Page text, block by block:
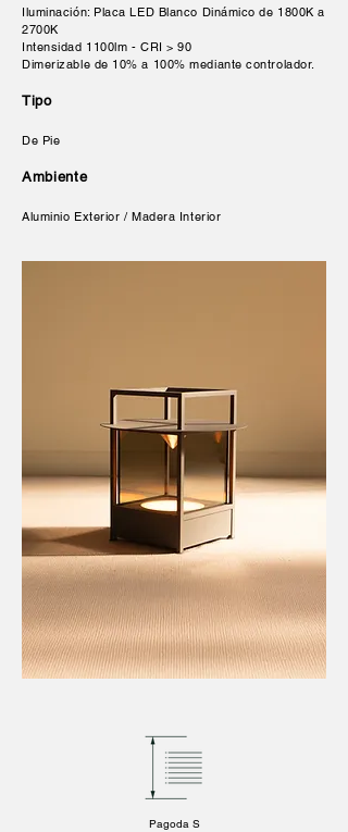
Iluminación: Placa LED Blanco Dinámico de 1800K a
2700K
Intensidad 1100lm - CRI > 90
Dimerizable de 10% a 100% mediante controlador.
Tipo
De Pie
Ambiente
Aluminio Exterior / Madera Interior
Pagoda S